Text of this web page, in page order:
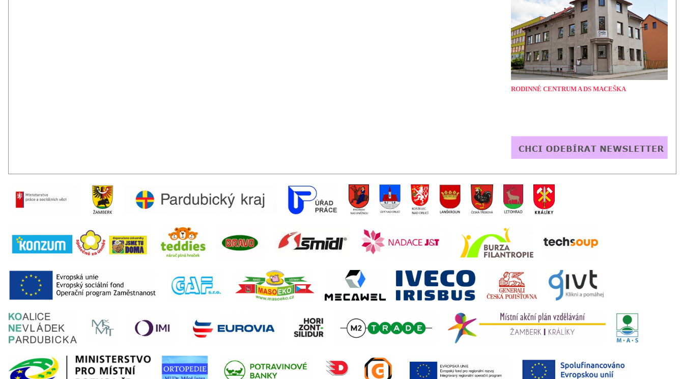
RODINNÉ CENTRUM A DS MACEŠKA